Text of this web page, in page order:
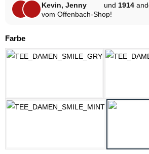
Kevin, Jenny und 1914
vom Offenbach-Shop!
Farbeauswählen